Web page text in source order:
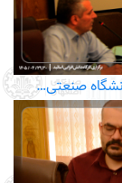
صنعتی…